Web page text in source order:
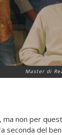
Master di
non per
seconda del